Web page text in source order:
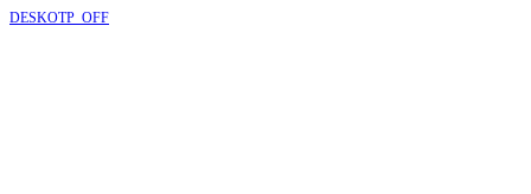
DESKOTP_OFF